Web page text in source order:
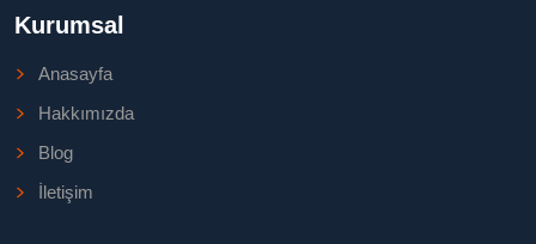
Kurumsal
Anasayfa
Hakkımızda
Blog
İletişim